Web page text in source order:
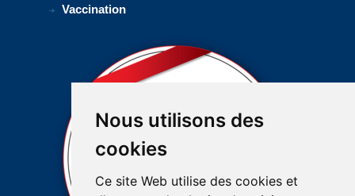
Nous utilisons des
cookies
Ce site Web utilise des cookies et
Vaccination